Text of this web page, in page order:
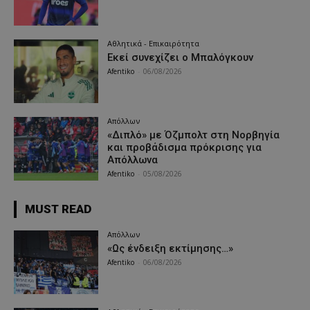
Αθλητικά - Επικαιρότητα
Εκεί συνεχίζει ο Μπαλόγκουν
Afentiko 06/08/2026
Απόλλων
«Διπλό» με Όζμπολτ στη Νορβηγία
και προβάδισμα πρόκρισης για
Απόλλωνα
Afentiko 05/08/2026
MUST READ
Απόλλων
«Ως ένδειξη εκτίμησης…»
Afentiko 06/08/2026